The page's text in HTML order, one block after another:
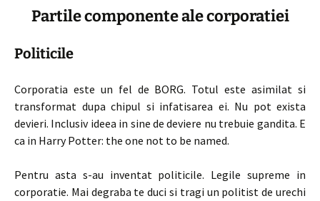
Partile componente ale corporatiei
Politicile
Corporatia este un fel de BORG. Totul este asimilat si
transformat dupa chipul si infatisarea ei. Nu pot exista
devieri. Inclusiv ideea in sine de deviere nu trebuie gandita. E
ca in Harry Potter: the one not to be named.
Pentru asta s-au inventat politicile. Legile supreme in
corporatie. Mai degraba te duci si tragi un politist de urechi